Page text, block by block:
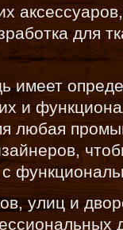
для
имеет
и
любая
с
улиц и